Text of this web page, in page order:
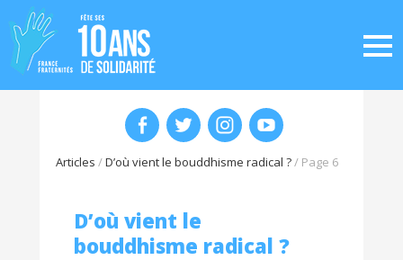
Articles /D’où vient le bouddhisme radical ?/ Page 6
D’où vient le
bouddhisme radical ?